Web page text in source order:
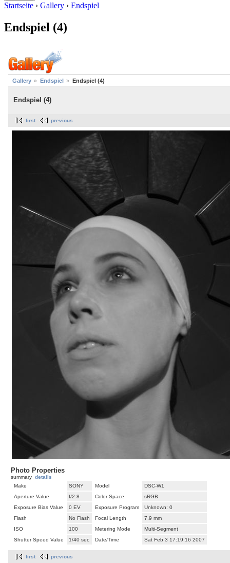
Startseite › Gallery › Endspiel
Endspiel (4)
Gallery Endspiel Endspiel (4)
Endspiel (4)
first previous
Photo Properties
summary details
Make
SONY Model
DSC-W1
Aperture Value
f/2.8 Color Space
sRGB
Exposure Bias Value
0 EV Exposure Program
Unknown: 0
Flash
No Flash Focal Length
7.9 mm
ISO
100 Metering Mode
Multi-Segment
Shutter Speed Value
1/40 sec Date/Time Sat Feb 3 17:19:16 2007
first previous